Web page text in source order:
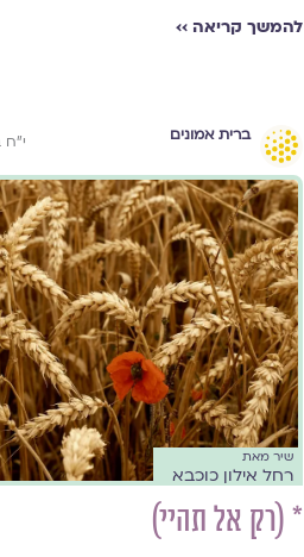
להמשך קריאה ››
ברית אמונים י״ח
שיר מאת
רחל אילון כוכבא
* (רק אל תהיי)